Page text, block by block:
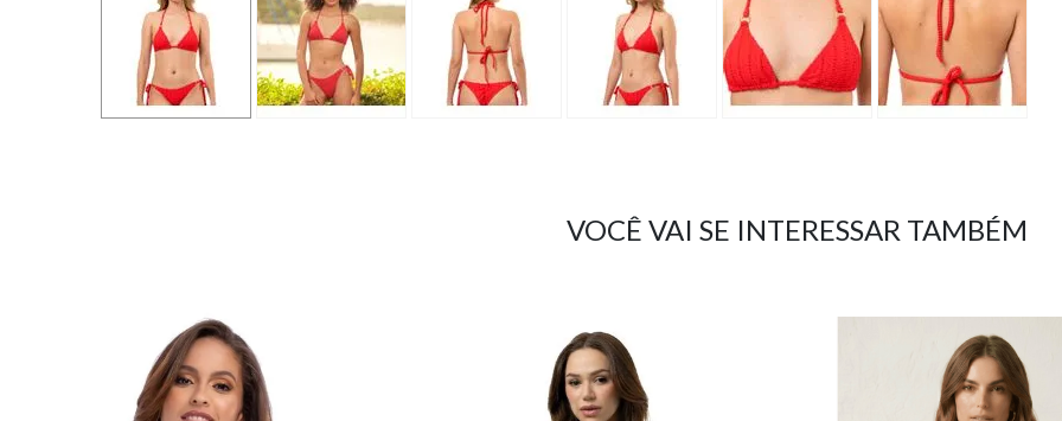
VOCÊ VAI SE INTERESSAR TAMBÉM